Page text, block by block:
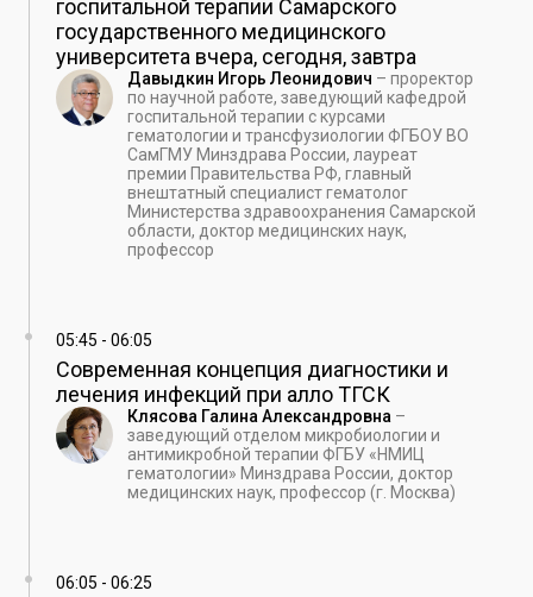
госпитальной терапии Самарского
государственного медицинского
университета вчера, сегодня, завтра
Давыдкин Игорь Леонидович – проректор
по научной работе, заведующий кафедрой
госпитальной терапии с курсами
гематологии и трансфузиологии ФГБОУ ВО
СамГМУ Минздрава России, лауреат
премии Правительства РФ, главный
внештатный специалист гематолог
Министерства здравоохранения Самарской
области, доктор медицинских наук,
профессор
05:45 - 06:05
Современная концепция диагностики и
лечения инфекций при алло ТГСК
Клясова Галина Александровна –
заведующий отделом микробиологии и
антимикробной терапии ФГБУ «НМИЦ
гематологии» Минздрава России, доктор
медицинских наук, профессор (г. Москва)
06:05 - 06:25